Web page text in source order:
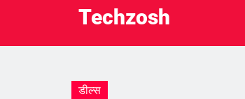
Techzosh
डील्स